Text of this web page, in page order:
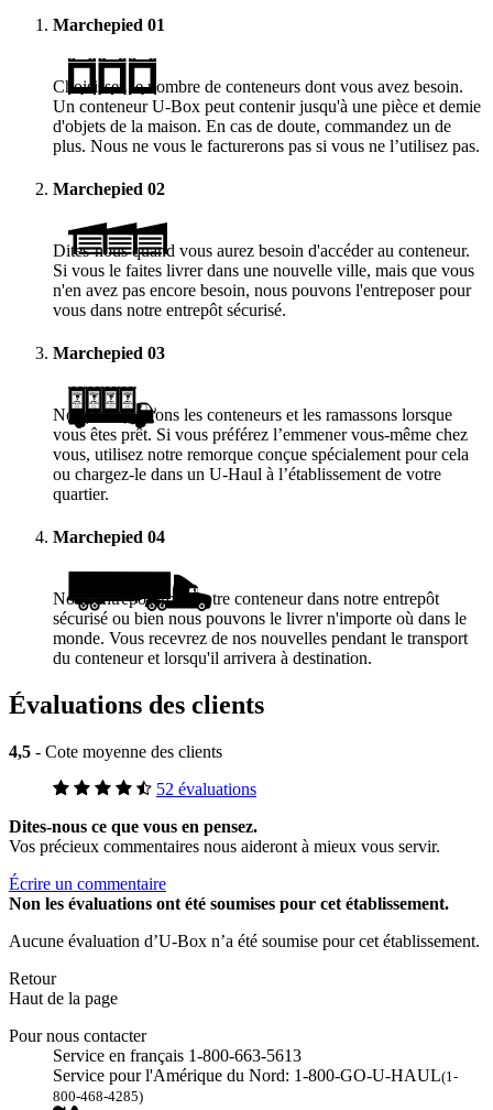
Marchepied 01
Choisissez le nombre de conteneurs dont vous avez besoin.
Un conteneurU-Box peut contenir jusqu'à une pièce et demie
d'objets de la maison. En cas de doute, commandez un de
plus. Nous ne vous le facturerons pas si vous ne l’utilisez pas.
Marchepied 02
Dites-nous quand vous aurez besoin d'accéder au conteneur.
Si vous le faites livrer dans une nouvelle ville, mais que vous
n'en avez pas encore besoin, nous pouvons l'entreposer pour
vous dans notre entrepôt sécurisé.
Marchepied 03
Nous vous livrons les conteneurs et les ramassons lorsque
vous êtes prêt. Si vous préférez l’emmener vous-même chez
vous, utilisez notre remorque conçue spécialement pour cela
ou chargez-le dans un U-Haul à l’établissement de votre
quartier.
Marchepied 04
Nous entreposerons votre conteneur dans notre entrepôt
sécurisé ou bien nous pouvons le livrer n'importe où dans le
monde. Vous recevrez de nos nouvelles pendant le transport
du conteneur et lorsqu'il arrivera à destination.
Évaluations des clients
4,5 - Cote moyenne des clients
52 évaluations
Dites-nous ce que vous en pensez.
Vos précieux commentaires nous aideront à mieux vous servir.
Écrire un commentaire
Non les évaluations ont été soumises pour cet établissement.
Aucune évaluation d’U-Box n’a été soumise pour cet établissement.
Retour
Haut de la page
Pour nous contacter
Service en français 1-800-663-5613
Service pour l'Amérique du Nord: 1-800-GO-U-HAUL(1-
800-468-4285)